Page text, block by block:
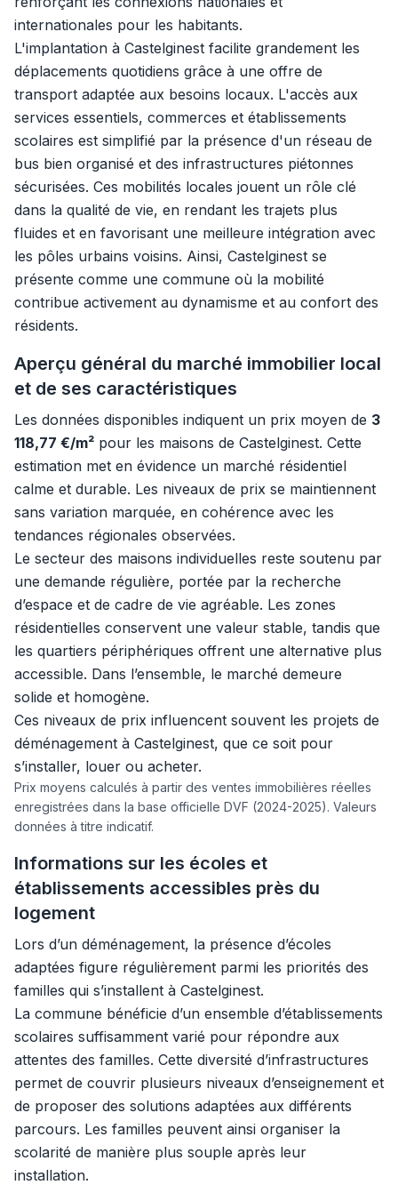
internationales pour les habitants.
L'implantation à Castelginest facilite grandement les
déplacements quotidiens grâce à une offre de
transport adaptée aux besoins locaux. L'accès aux
services essentiels, commerces et établissements
scolaires est simplifié par la présence d'un réseau de
bus bien organisé et des infrastructures piétonnes
sécurisées. Ces mobilités locales jouent un rôle clé
dans la qualité de vie, en rendant les trajets plus
fluides et en favorisant une meilleure intégration avec
les pôles urbains voisins. Ainsi, Castelginest se
présente comme une commune où la mobilité
contribue activement au dynamisme et au confort des
résidents.
Aperçu général du marché immobilier local
et de ses caractéristiques
Les données disponibles indiquent un prix moyen de 3
118,77 €/m² pour les maisons de Castelginest. Cette
estimation met en évidence un marché résidentiel
calme et durable. Les niveaux de prix se maintiennent
sans variation marquée, en cohérence avec les
tendances régionales observées.
Le secteur des maisons individuelles reste soutenu par
une demande régulière, portée par la recherche
d’espace et de cadre de vie agréable. Les zones
résidentielles conservent une valeur stable, tandis que
les quartiers périphériques offrent une alternative plus
accessible. Dans l’ensemble, le marché demeure
solide et homogène.
Ces niveaux de prix influencent souvent les projets de
déménagement à Castelginest, que ce soit pour
s’installer, louer ou acheter.
Prix moyens calculés à partir des ventes immobilières réelles
enregistrées dans la base officielle DVF (2024-2025). Valeurs
données à titre indicatif.
Informations sur les écoles et
établissements accessibles près du
logement
Lors d’un déménagement, la présence d’écoles
adaptées figure régulièrement parmi les priorités des
familles qui s’installent à Castelginest.
La commune bénéficie d’un ensemble d’établissements
scolaires suffisamment varié pour répondre aux
attentes des familles. Cette diversité d’infrastructures
permet de couvrir plusieurs niveaux d’enseignement et
de proposer des solutions adaptées aux différents
parcours. Les familles peuvent ainsi organiser la
scolarité de manière plus souple après leur
installation.